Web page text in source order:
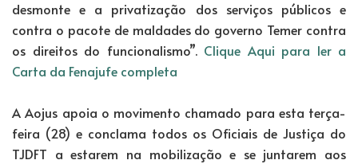
desmonte e a privatização dos serviços públicos e
contra o pacote de maldades do governo Temer contra
os direitos do funcionalismo”. Clique Aqui para ler a
Carta da Fenajufe completa
A Aojus apoia o movimento chamado para esta terça-
feira (28) e conclama todos os Oficiais de Justiça do
TJDFT a estarem na mobilização e se juntarem aos